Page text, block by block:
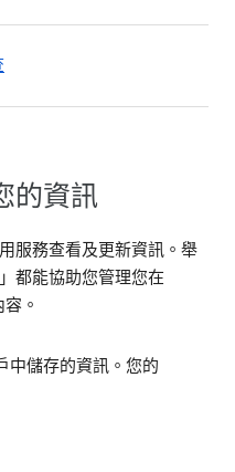
的資訊
服務查看及更新資訊。舉
都能協助您管理您在
。
中儲存的資訊。您的